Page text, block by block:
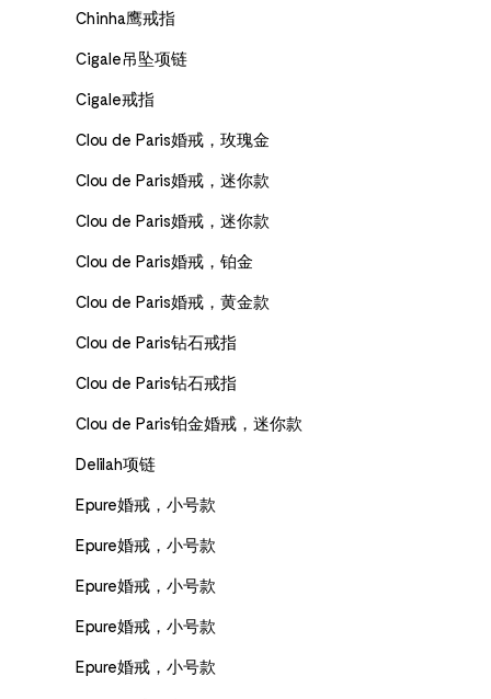
Chinha鹰戒指
Cigale吊坠项链
Cigale戒指
Clou de Paris婚戒，玫瑰金
Clou de Paris婚戒，迷你款
Clou de Paris婚戒，迷你款
Clou de Paris婚戒，铂金
Clou de Paris婚戒，黄金款
Clou de Paris钻石戒指
Clou de Paris钻石戒指
Clou de Paris铂金婚戒，迷你款
Delilah项链
Epure婚戒，小号款
Epure婚戒，小号款
Epure婚戒，小号款
Epure婚戒，小号款
Epure婚戒，小号款